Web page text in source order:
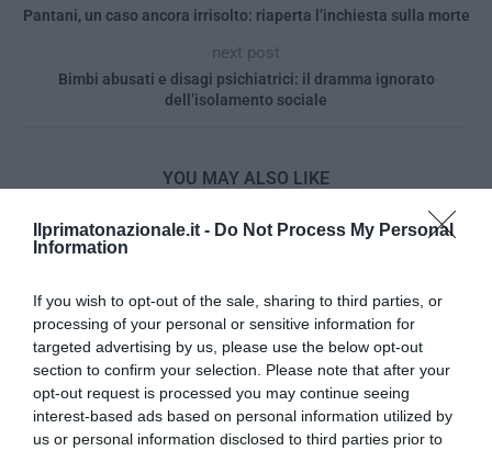
Ilprimatonazionale.it - Do Not Process My Personal
Information
If you wish to opt-out of the sale, sharing to third parties, or
processing of your personal or sensitive information for
targeted advertising by us, please use the below opt-out
section to confirm your selection. Please note that after your
opt-out request is processed you may continue seeing
interest-based ads based on personal information utilized by
us or personal information disclosed to third parties prior to
Pantani, un caso ancora irrisolto: riaperta l’inchiesta sulla morte
next post
Bimbi abusati e disagi psichiatrici: il dramma ignorato
dell’isolamento sociale
YOU MAY ALSO LIKE